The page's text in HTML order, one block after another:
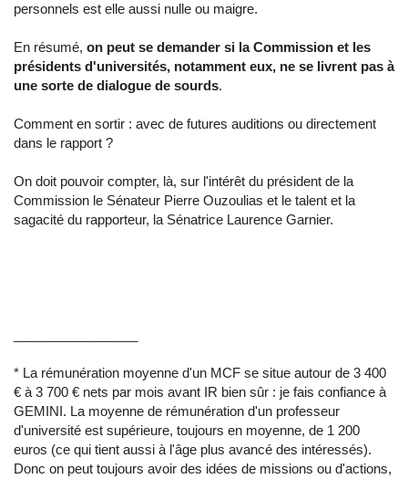
personnels est elle aussi nulle ou maigre.
En résumé, on peut se demander si la Commission et les
présidents d'universités, notamment eux, ne se livrent pas à
une sorte de dialogue de sourds.
Comment en sortir : avec de futures auditions ou directement
dans le rapport ?
On doit pouvoir compter, là, sur l'intérêt du président de la
Commission le Sénateur Pierre Ouzoulias et le talent et la
sagacité du rapporteur, la Sénatrice Laurence Garnier.
* La rémunération moyenne d'un MCF se situe autour de 3 400
€ à 3 700 € nets par mois avant IR bien sûr : je fais confiance à
GEMINI. La moyenne de rémunération d'un professeur
d'université est supérieure, toujours en moyenne, de 1 200
euros (ce qui tient aussi à l'âge plus avancé des intéressés).
Donc on peut toujours avoir des idées de missions ou d'actions,